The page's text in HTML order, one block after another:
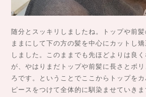
随分とスッキリしましたね。トップや前
ままにして下の方の髪を中心にカットし
しました。このままでも先ほどよりは良
が、やはりまだトップや前髪に長さとボ
ろです。ということでここからトップを
ピースをつけて全体的に馴染ませていき